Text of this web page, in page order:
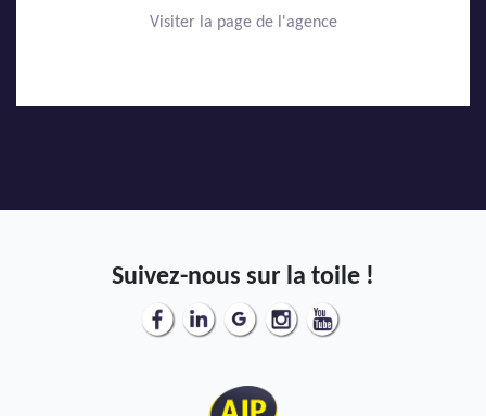
Visiter la page de l'agence
Suivez-nous sur la toile !